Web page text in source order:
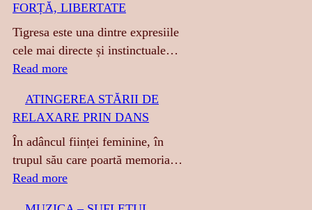
FORȚĂ, LIBERTATE
Tigresa este una dintre expresiile
cele mai directe și instinctuale…
Read more:
I
G
R
E
S
ATINGEREA STĂRII DE
RELAXARE PRIN DANS
În adâncul ființei feminine, în
trupul său care poartă memoria…
Read more: